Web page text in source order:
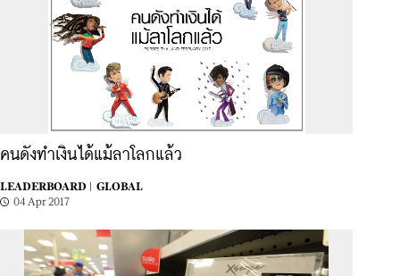
คนดังทำเงินได้แม้ลาโลกแล้ว
LEADERBOARD |
GLOBAL
04 Apr 2017